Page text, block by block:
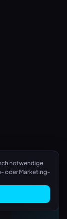
notwendige
oder Marketing-